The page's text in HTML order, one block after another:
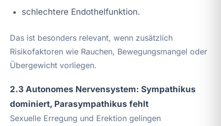
schlechtere Endothelfunktion.
Das ist besonders relevant, wenn zusätzlich
Risikofaktoren wie Rauchen, Bewegungsmangel oder
Übergewicht vorliegen.
2.3 Autonomes Nervensystem: Sympathikus
dominiert, Parasympathikus fehlt
Sexuelle Erregung und Erektion gelingen